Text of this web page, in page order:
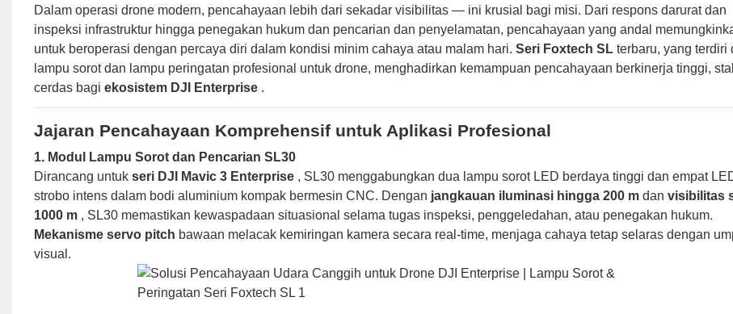
Dalam operasi drone modern, pencahayaan lebih dari sekadar visibilitas — ini krusial bagi misi. Dari respons darurat dan
inspeksi infrastruktur hingga penegakan hukum dan pencarian dan penyelamatan, pencahayaan yang andal
untuk beroperasi dengan percaya diri dalam kondisi minim cahaya atau malam hari. Seri Foxtech SLterbaru, yang terdiri
lampu sorot dan lampu peringatan profesional untuk drone, menghadirkan kemampuan pencahayaan berkinerja tinggi,
cerdas bagi ekosistem DJI Enterprise.
Jajaran Pencahayaan Komprehensif untuk Aplikasi Profesional
1. Modul Lampu Sorot dan Pencarian SL30
Dirancang untuk seri DJI Mavic 3 Enterprise, SL30 menggabungkan dua lampu sorot LED berdaya tinggi dan empat
strobo intens dalam bodi aluminium kompak bermesin CNC. Dengan jangkauan iluminasi hingga 200 mdan visibilitas
1000 m, SL30 memastikan kewaspadaan situasional selama tugas inspeksi, penggeledahan, atau penegakan hukum.
Mekanisme servo pitch bawaan melacak kemiringan kamera secara real-time, menjaga cahaya tetap selaras dengan
visual.